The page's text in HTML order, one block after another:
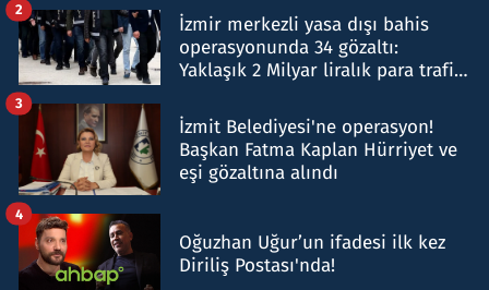
İzmir merkezli yasa dışı bahis
operasyonunda 34 gözaltı:
Yaklaşık 2 Milyar liralık para trafiği
2
İzmit Belediyesi'ne operasyon!
Başkan Fatma Kaplan Hürriyet ve
eşi gözaltına alındı
3
Oğuzhan Uğur’un ifadesi ilk kez
Diriliş Postası'nda!
4